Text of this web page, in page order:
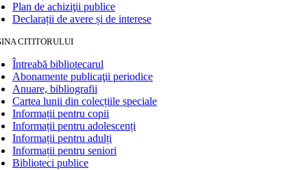
Plan de achiziţii publice
Declarații de avere și de interese
CITITORULUI
Întreabă bibliotecarul
Abonamente publicaţii periodice
Anuare, bibliografii
Cartea lunii din colecțiile speciale
Informații pentru copii
Informații pentru adolescenți
Informații pentru adulți
Informații pentru seniori
Biblioteci publice